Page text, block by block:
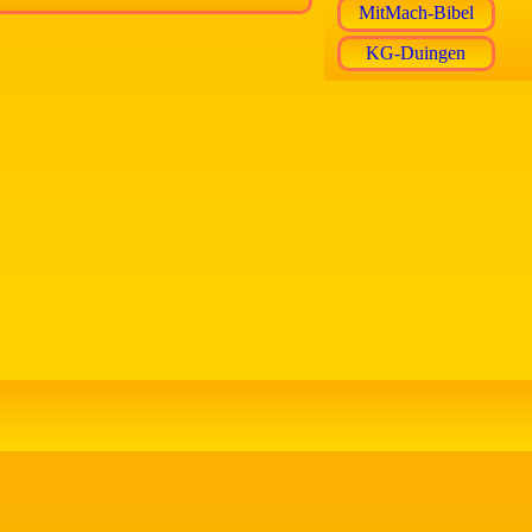
MitMach-Bibel
KG-Duingen